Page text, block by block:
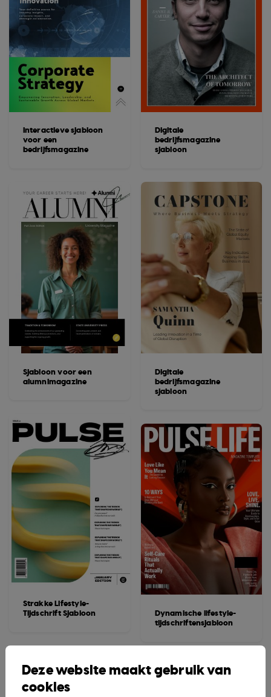
Interactieve sjabloon
voor een
bedrijfsmagazine
Sjabloon voor een
alumnimagazine
Strakke Lifestyle-
Tijdschrift Sjabloon
Digitale
bedrijfsmagazine
sjabloon
Digitale
bedrijfsmagazine
sjabloon
Dynamische lifestyle-
tijdschriftensjabloon
Deze website maakt gebruik van
cookies